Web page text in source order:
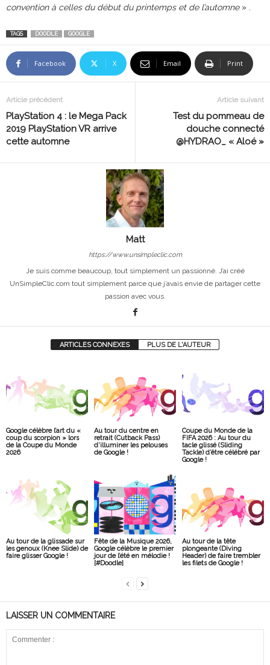
convention à celles du début du printemps et de l’automne» .
TAGS DOODLE GOOGLE
Facebook X Email Print
Article précédent
PlayStation 4 : le Mega Pack
2019 PlayStation VR arrive
cette automne
Article suivant
Test du pommeau de
douche connecté
@HYDRAO_ « Aloé »
Matt
https://www.unsimpleclic.com
Je suis comme beaucoup, tout simplement un passionné. J’ai créé
UnSimpleClic.com tout simplement parce que j’avais envie de partager cette
passion avec vous.
ARTICLES CONNEXES PLUS DE L'AUTEUR
Google célèbre l’art du «
coup du scorpion » lors
de la Coupe du Monde
2026
Au tour du centre en
retrait (Cutback Pass)
d’illuminer les pelouses
de Google !
Coupe du Monde de la
FIFA 2026 : Au tour du
tacle glissé (Sliding
Tackle) d’être célébré par
Google !
Au tour de la glissade sur
les genoux (Knee Slide) de
faire glisser Google !
Fête de la Musique 2026,
Google célèbre le premier
jour de l’été en mélodie !
[#Doodle]
Au tour de la tête
plongeante (Diving
Header) de faire trembler
les filets de Google !
LAISSER UN COMMENTAIRE